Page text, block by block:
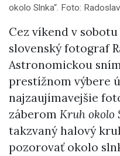
okolo Slnka“. Foto:
Cez víkend v
slovenský fotograf
Astronomickou
prestížnom výbere
najzaujímavejšie
záberom Kruh okolo
takzvaný halový
pozorovať okolo